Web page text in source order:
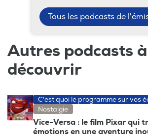
Tous les podcasts de
Autres podcasts à
découvrir
C'est quoi le programme sur vos
Nostalgie
Vice-Versa : le film Pixar qui
émotions en une aventure